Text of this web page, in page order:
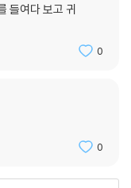
들여다 보고 귀
0
0